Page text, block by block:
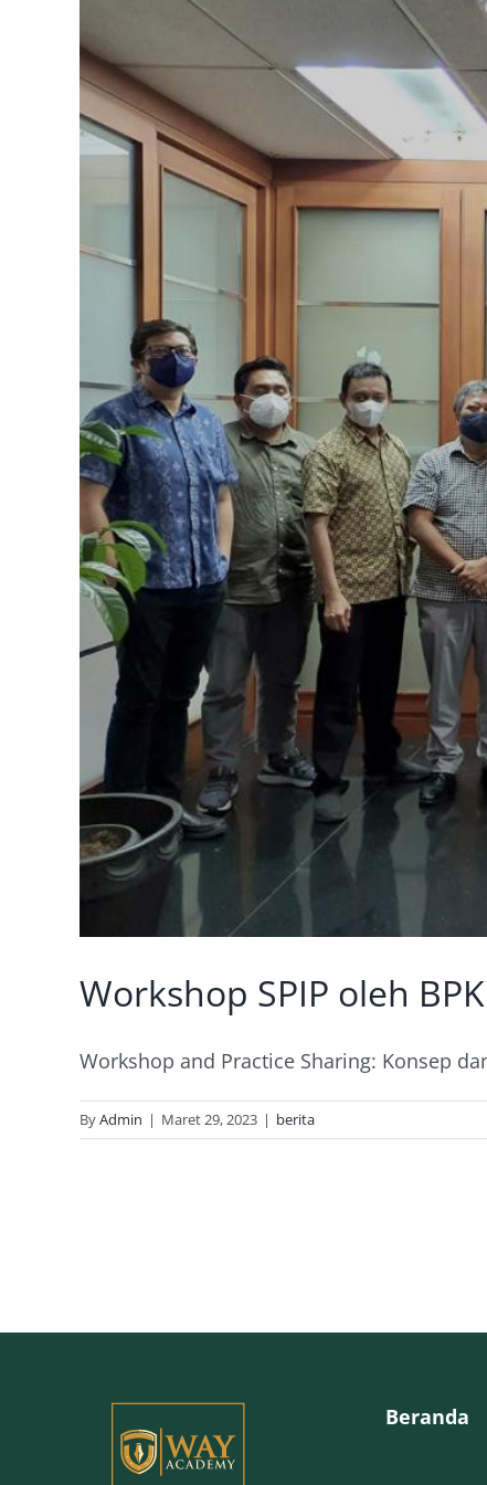
Workshop SPIP oleh
Workshop and Practice Sharing: Konsep
ByAdmin | Maret 29, 2023 | berita
Beranda